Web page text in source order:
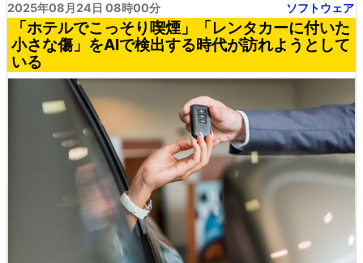
2025年08月24日 08時00分 ソフトウェア
「ホテルでこっそり喫煙」「レンタカーに付いた
小さな傷」をAIで検出する時代が訪れようとして
いる